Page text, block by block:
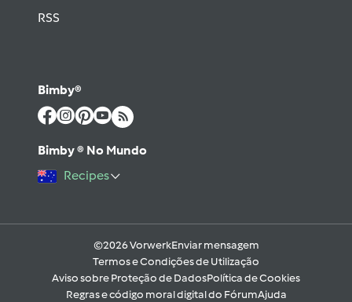
RSS
Bimby®
Bimby ® No Mundo
Recipes
©2026 VorwerkEnviar mensagem
Termos e Condições de Utilização
Aviso sobre Proteção de DadosPolítica de Cookies
Regras e código moral digital do FórumAjuda